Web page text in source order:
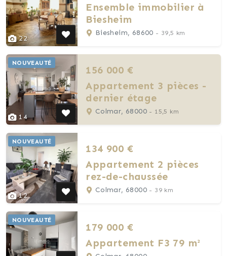
22
Ensemble immobilier à
Biesheim
Biesheim, 68600 - 39,5 km
14
NOUVEAUTÉ
156 000 €
Appartement 3 pièces -
dernier étage
Colmar, 68000 - 15,5 km
12
NOUVEAUTÉ
134 900 €
Appartement 2 pièces
rez-de-chaussée
Colmar, 68000 - 39 km
NOUVEAUTÉ
179 000 €
Appartement F3 79 m²